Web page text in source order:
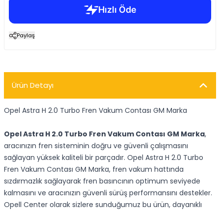
Paylaş
Ürün Detayı
Opel Astra H 2.0 Turbo Fren Vakum Contası GM Marka
Opel Astra H 2.0 Turbo Fren Vakum Contası GM Marka,
aracınızın fren sisteminin doğru ve güvenli çalışmasını
sağlayan yüksek kaliteli bir parçadır. Opel Astra H 2.0 Turbo
Fren Vakum Contası GM Marka, fren vakum hattında
sızdırmazlık sağlayarak fren basıncının optimum seviyede
kalmasını ve aracınızın güvenli sürüş performansını destekler.
Opell Center olarak sizlere sunduğumuz bu ürün, dayanıklı